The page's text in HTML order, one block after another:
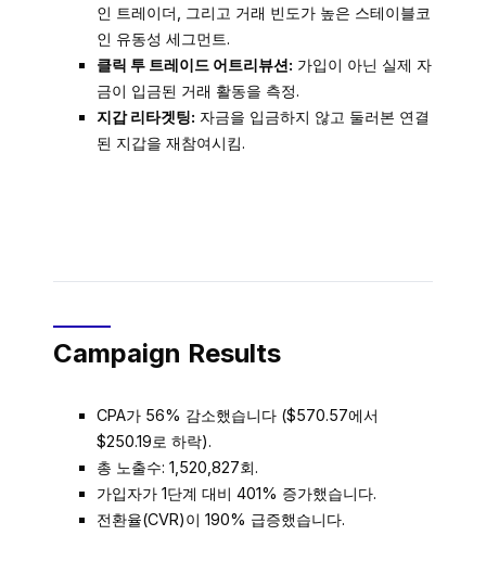
인 트레이더, 그리고 거래 빈도가 높은 스테이블코
인 유동성 세그먼트.
클릭 투 트레이드 어트리뷰션: 가입이 아닌 실제 자
금이 입금된 거래 활동을 측정.
지갑 리타겟팅: 자금을 입금하지 않고 둘러본 연결
된 지갑을 재참여시킴.
Campaign Results
CPA가 56% 감소했습니다 ($570.57에서
$250.19로 하락).
총 노출수: 1,520,827회.
가입자가 1단계 대비 401% 증가했습니다.
전환율(CVR)이 190% 급증했습니다.